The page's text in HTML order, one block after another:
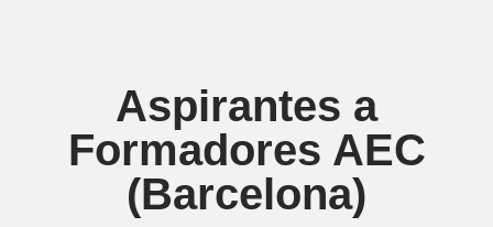
Aspirantes a
Formadores AEC
(Barcelona)